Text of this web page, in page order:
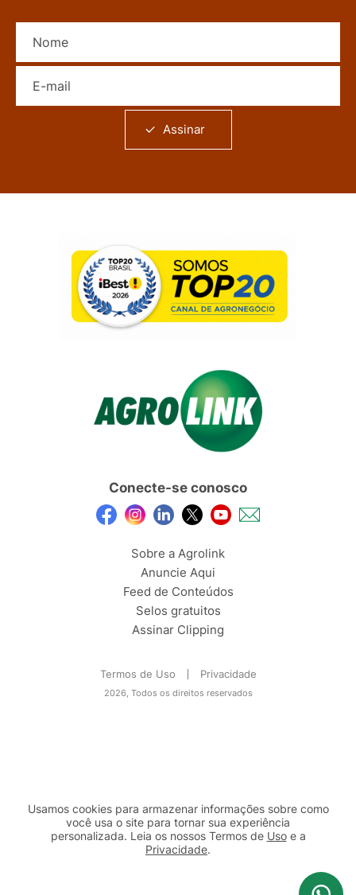
Assinar
Conecte-se conosco
Sobre a Agrolink
Anuncie Aqui
Feed de Conteúdos
Selos gratuitos
Assinar Clipping
Termos de Uso Privacidade
2026, Todos os direitos reservados
Usamos cookies para armazenar informações sobre como
você usa o site para tornar sua experiência
personalizada. Leia os nossos Termos de Usoe a
Privacidade.